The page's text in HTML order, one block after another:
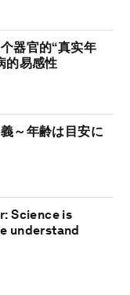
器官的“真实年
的易感性
～年齢は目安に
Science is
understand